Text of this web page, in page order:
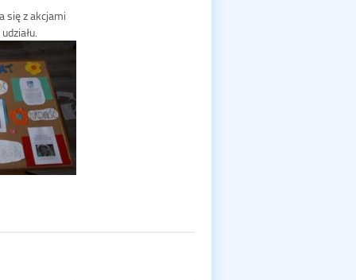
się z akcjami